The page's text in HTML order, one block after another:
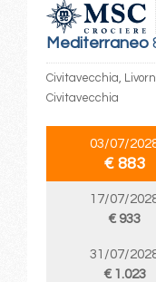
Mediterraneo
Civitavecchia,
Civitavecchia
03/07/
€ 883
17/07/
€ 933
31/07/
€ 1.023